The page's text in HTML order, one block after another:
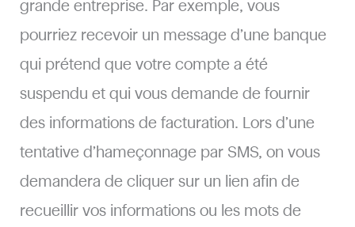
grande entreprise. Par exemple, vous
pourriez recevoir un message d’une banque
qui prétend que votre compte a été
suspendu et qui vous demande de fournir
des informations de facturation. Lors d’une
tentative d’hameçonnage par SMS, on vous
demandera de cliquer sur un lien afin de
recueillir vos informations ou les mots de